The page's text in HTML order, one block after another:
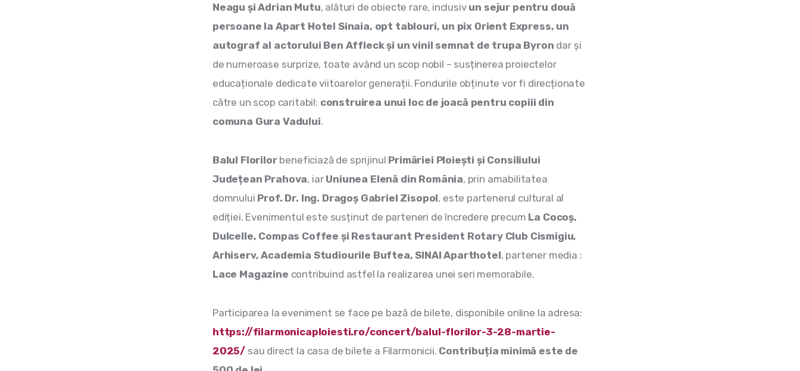
Neagu și Adrian Mutu, alături de obiecte rare, inclusiv un sejur pentru două
persoane la Apart Hotel Sinaia, opt tablouri, un pix Orient Express, un
autograf al actorului Ben Affleck și un vinil semnat de trupa Byron dar și
de numeroase surprize, toate având un scop nobil – susținerea proiectelor
educaționale dedicate viitoarelor generații. Fondurile obținute vor fi direcționate
către un scop caritabil: construirea unui loc de joacă pentru copiii din
comuna Gura Vadului.
Balul Florilor beneficiază de sprijinul Primăriei Ploiești și Consiliului
Județean Prahova, iar Uniunea Elenă din România, prin amabilitatea
domnului Prof. Dr. Ing. Dragoș Gabriel Zisopol, este partenerul cultural al
ediției. Evenimentul este susținut de parteneri de încredere precum La Cocoș,
Dulcelle, Compas Coffee și Restaurant President Rotary Club Cismigiu,
Arhiserv, Academia Studiourile Buftea, SINAI Aparthotel, partener media :
Lace Magazine contribuind astfel la realizarea unei seri memorabile.
Participarea la eveniment se face pe bază de bilete, disponibile online la adresa:
https://filarmonicaploiesti.ro/concert/balul-florilor-3-28-martie-
2025/ sau direct la casa de bilete a Filarmonicii. Contribuția minimă este de